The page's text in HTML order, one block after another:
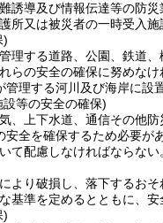
誘導及び情報伝達等の防
所又は被災者の一時受入
)
理する道路、公園、鉄道
らの安全の確保に努めなけ
管理する河川及び海岸に設
等の安全の確保)
、上下水道、通信その他
安全を確保するため必要が
て配慮しなければならない
より破損し、落下するお
基準を定めるとともに、
)